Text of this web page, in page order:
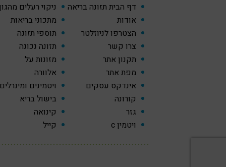
דף הבית תזונה בריאה
ניקוי רעלים
אודות
מתכוני בריאות
הצטרפו לניוזלטר
תוספי תזונה
צרו קשר
תזונה נכונה
תקנון אתר
מזונות על
מפת אתר
אלוורה
אינדקס עסקים
ויטמינים ומינרלים
קורונה
בישול בריא
גזר
קינואה
ויטמין c
קייל